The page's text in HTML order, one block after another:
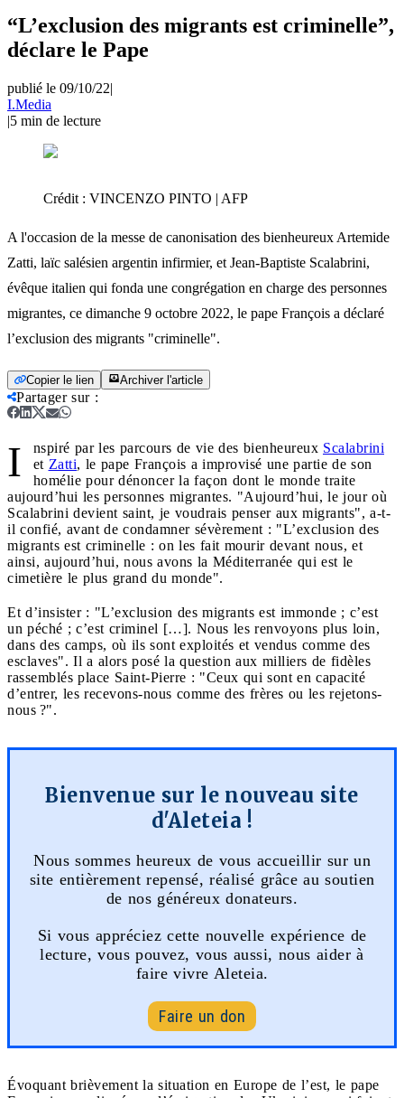
“L’exclusion des migrants est criminelle”,
déclare le Pape
publié le 09/10/22|
I.Media
|5 min de lecture
Crédit : VINCENZO PINTO | AFP
A l'occasion de la messe de canonisation des bienheureux Artemide
Zatti, laïc salésien argentin infirmier, et Jean-Baptiste Scalabrini,
évêque italien qui fonda une congrégation en charge des personnes
migrantes, ce dimanche 9 octobre 2022, le pape François a déclaré
l’exclusion des migrants "criminelle".
Copier le lien Archiver l'article
Partager sur:
I nspiré par les parcours de vie des bienheureux Scalabrini
et Zatti, le pape François a improvisé une partie de son
homélie pour dénoncer la façon dont le monde traite
aujourd’hui les personnes migrantes. "Aujourd’hui, le jour où
Scalabrini devient saint, je voudrais penser aux migrants", a-t-
il confié, avant de condamner sévèrement : "L’exclusion des
migrants est criminelle : on les fait mourir devant nous, et
ainsi, aujourd’hui, nous avons la Méditerranée qui est le
cimetière le plus grand du monde".
Et d’insister : "L’exclusion des migrants est immonde ; c’est
un péché ; c’est criminel […]. Nous les renvoyons plus loin,
dans des camps, où ils sont exploités et vendus comme des
esclaves". Il a alors posé la question aux milliers de fidèles
rassemblés place Saint-Pierre : "Ceux qui sont en capacité
d’entrer, les recevons-nous comme des frères ou les rejetons-
nous ?".
Bienvenue sur le nouveau site
d'Aleteia !
Nous sommes heureux de vous accueillir sur un
site entièrement repensé, réalisé grâce au soutien
de nos généreux donateurs.
Si vous appréciez cette nouvelle expérience de
lecture, vous pouvez, vous aussi, nous aider à
faire vivre Aleteia.
Faire un don
Évoquant brièvement la situation en Europe de l’est, le pape